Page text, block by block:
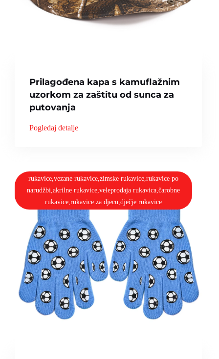
Prilagođena kapa s kamuflažnim
uzorkom za zaštitu od sunca za
putovanja
Pogledaj detalje
rukavice,vezane rukavice,zimske rukavice,rukavice po
narudžbi,akrilne rukavice,veleprodaja rukavica,čarobne
rukavice,rukavice za djecu,dječje rukavice